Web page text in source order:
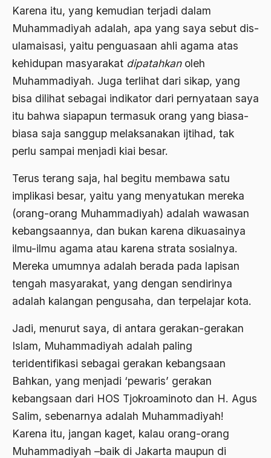
Karena itu, yang kemudian terjadi dalam
Muhammadiyah adalah, apa yang saya sebut dis-
ulamaisasi, yaitu penguasaan ahli agama atas
kehidupan masyarakat dipatahkanoleh
Muhammadiyah. Juga terlihat dari sikap, yang
bisa dilihat sebagai indikator dari pernyataan saya
itu bahwa siapapun termasuk orang yang biasa-
biasa saja sanggup melaksanakan ijtihad, tak
perlu sampai menjadi kiai besar.
Terus terang saja, hal begitu membawa satu
implikasi besar, yaitu yang menyatukan mereka
(orang-orang Muhammadiyah) adalah wawasan
kebangsaannya, dan bukan karena dikuasainya
ilmu-ilmu agama atau karena strata sosialnya.
Mereka umumnya adalah berada pada lapisan
tengah masyarakat, yang dengan sendirinya
adalah kalangan pengusaha, dan terpelajar kota.
Jadi, menurut saya, di antara gerakan-gerakan
Islam, Muhammadiyah adalah paling
teridentifikasi sebagai gerakan kebangsaan
Bahkan, yang menjadi ‘pewaris’ gerakan
kebangsaan dari HOS Tjokroaminoto dan H. Agus
Salim, sebenarnya adalah Muhammadiyah!
Karena itu, jangan kaget, kalau orang-orang
Muhammadiyah –baik di Jakarta maupun di
Austro Melanesia
Ayat Al-Quran
Azyumardi Azra
bacaan mulia
Bagus Hadikusumo
baharuddin Aritonang
Bahasa Indonesia
Bahasa Internasional
Bahasa melayu
Bahasa Nasional
Baku Bae
Bambang Pranomo
Bangladesh
bangsa
bangsa arab